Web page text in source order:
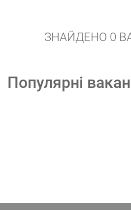
ЗНАЙДЕНО 0
Популярні